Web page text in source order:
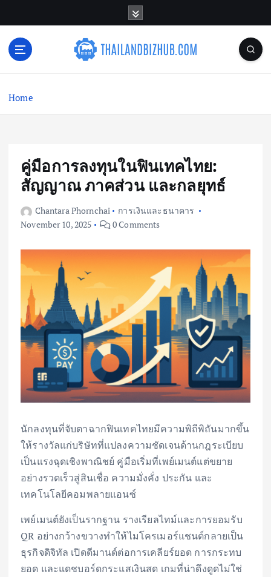
n
Home
คู่มือการลงทุนในฟินเทคไทย:
สัญญาณ ภาคส่วน และกลยุทธ์
Chantara Phornchai
การเงินและธนาคาร
November 10, 2025
0 Comments
นักลงทุนที่จับตาฉากฟินเทคไทยมีความพิถีพิถันมากขึ้น
ให้รางวัลแก่บริษัทที่แปลงความชัดเจนด้านกฎระเบียบ
เป็นแรงฉุดเชิงพาณิชย์ คู่มือเริ่มที่เพย์เมนต์แต่ขยาย
อย่างรวดเร็วสู่สินเชื่อ ความมั่งคั่ง ประกัน และ
เทคโนโลยีคอมพลายแอนซ์
เพย์เมนต์ยังเป็นรากฐาน รางเรียลไทม์และการยอมรับ
QR อย่างกว้างขวางทำให้ไมโครเมอร์แชนต์กลายเป็น
ธุรกิจดิจิทัล เปิดดีมานด์ต่อการเคลียร์ยอด การกระทบ
ยอด และแดชบอร์ดกระแสเงินสด เกมที่น่าดึงดูดไม่ใช่